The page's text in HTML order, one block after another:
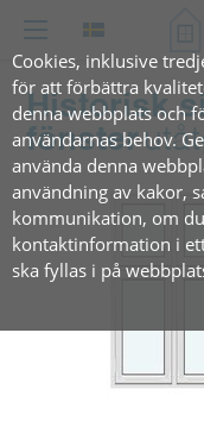
Cookies, inklusive
för att förbättra
denna webbplats och
användarnas behov.
använda denna
användning av kakor,
kommunikation, om
kontaktinformation i
ska fyllas i på
Historisk
fönster